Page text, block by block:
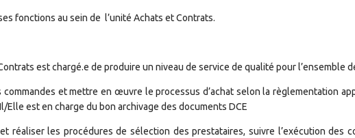
fonctions au sein de l’unité Achats et Contrats.
est chargé.e de produire un niveau de service de qualité pour l’ensemble
et mettre en œuvre le processus d’achat selon la règlementation
Elle est en charge du bon archivage des documents DCE
réaliser les procédures de sélection des prestataires, suivre l’exécution des